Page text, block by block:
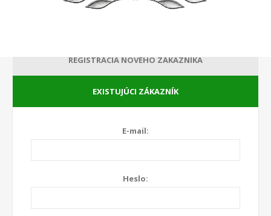
VITAJTE, PRIHLÁSTE SA PROSÍM!
REGISTRÁCIA NOVÉHO ZÁKAZNÍKA
EXISTUJÚCI ZÁKAZNÍK
E-mail:
Heslo: